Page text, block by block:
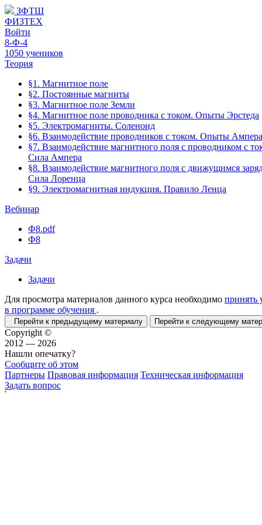
ЗФТШ
ФИЗТЕХ
Войти
8-Ф-4
1050 учеников
Теория
§1. Магнитное поле
§2. Постоянные магниты
§3. Магнитное поле Земли
§4. Магнитное поле проводника с током. Опыты Эрстеда
§5. Электромагниты. Соленоид
§6. Взаимодействие проводников с током. Опыты Ампера
§7. Взаимодействие магнитного поля с проводником с
Сила Ампера
§8. Взаимодействие магнитного поля с движущимся
Сила Лоренца
§9. Электромагнитная индукция. Правило Ленца
Вебинар
Ф8.pdf
Ф8
Задачи
Задачи
Для просмотра материалов данного курса необходимо принять
в программе обучения .
Перейти к предыдущему материалу Перейти к следующему
Copyright ©
2012 — 2026
Нашли опечатку?
Сообщите об этом
Партнеры Правовая информация Техническая информация
Задать вопрос